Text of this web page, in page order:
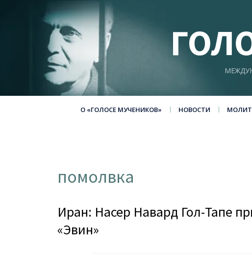
О «ГОЛОСЕ МУЧЕНИКОВ» НОВОСТИ
помолвка
Иран: Насер Навард Гол-Тапе
«Эвин»